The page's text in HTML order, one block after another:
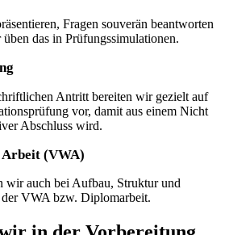
Fragen souverän beantworten
das in Prüfungssimulationen.
Antritt bereiten wir gezielt auf
vor, damit aus einem Nicht
Abschluss wird.
Arbeit (VWA)
wir auch bei Aufbau, Struktur und
VWA bzw. Diplomarbeit.